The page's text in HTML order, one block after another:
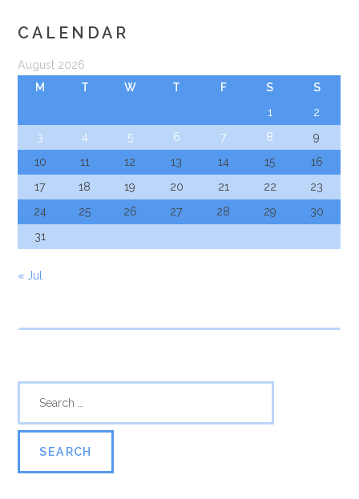
CALENDAR
August 2026
M
T W T F S
S
1
2
3
4 5 6 7 8
9
10
11 12 13 14 15
16
17
18 19 20 21 22
23
24
25 26 27 28 29
30
31
« Jul